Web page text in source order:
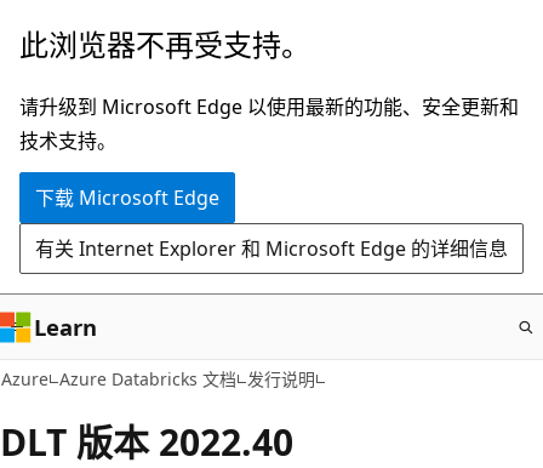
跳
主
要
内
此浏览器不再受支持。
请升级到 Microsoft Edge 以使用最新的功能、安全更新和
技术支持。
下载 Microsoft Edge
有关 Internet Explorer 和 Microsoft Edge 的详细信息
Learn
Azure Azure Databricks 文档 发行说明
DLT 版本 2022.40